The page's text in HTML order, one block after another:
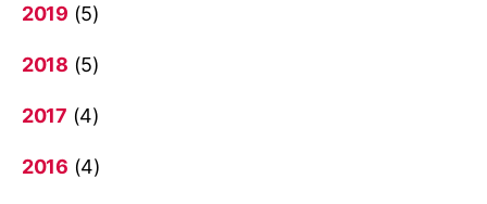
2019 (5)
2018 (5)
2017 (4)
2016 (4)